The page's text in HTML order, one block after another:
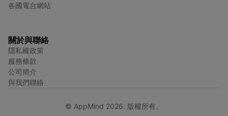
各國電台網站
關於與聯絡
隱私權政策
服務條款
公司簡介
與我們聯絡
© AppMind 2026. 版權所有。